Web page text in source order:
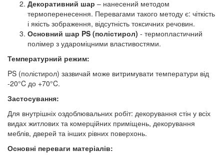
Декоративний шар – нанесений методом
термоперенесення. Перевагами такого методу є: чіткість
і якість зображення, відсутність токсичних речовин.
Основний шар PS (полістирол) - термопластичний
полімер з удароміцними властивостями.
Температурний режим:
PS (полістирол) зазвичай може витримувати температури від
-20°C до +70°C.
Застосування:
Для внутрішніх оздоблювальних робіт: декорування стін у всіх
видах житлових та комерційних приміщень, декорування
меблів, дверей та інших рівних поверхонь.
Основні переваги матеріалів: